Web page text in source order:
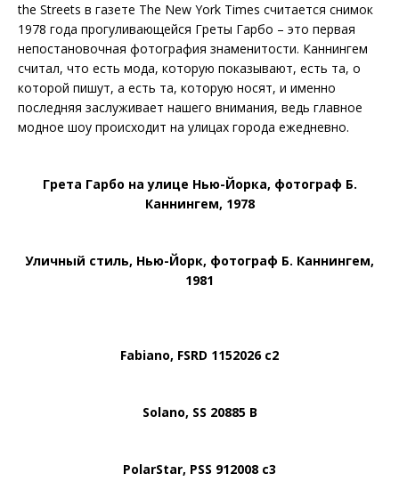
the Streets в газете The New York Times считается снимок
1978 года прогуливающейся Греты Гарбо – это первая
непостановочная фотография знаменитости. Каннингем
считал, что есть мода, которую показывают, есть та, о
которой пишут, а есть та, которую носят, и именно
последняя заслуживает нашего внимания, ведь главное
модное шоу происходит на улицах города ежедневно.
Грета Гарбо на улице Нью-Йорка, фотограф Б.
Каннингем, 1978
Уличный стиль, Нью-Йорк, фотограф Б. Каннингем,
1981
Fabiano, FSRD 1152026 c2
Solano, SS 20885 B
PolarStar, PSS 912008 c3